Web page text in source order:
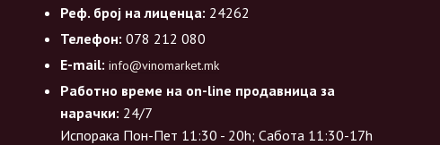
Реф. број на лиценца: 24262
Телефон: 078 212 080
E-mail: info@vinomarket.mk
Работно време на on-line продавница за
нарачки: 24/7
Испорака Пон-Пет 11:30 - 20h; Сабота 11:30-17h